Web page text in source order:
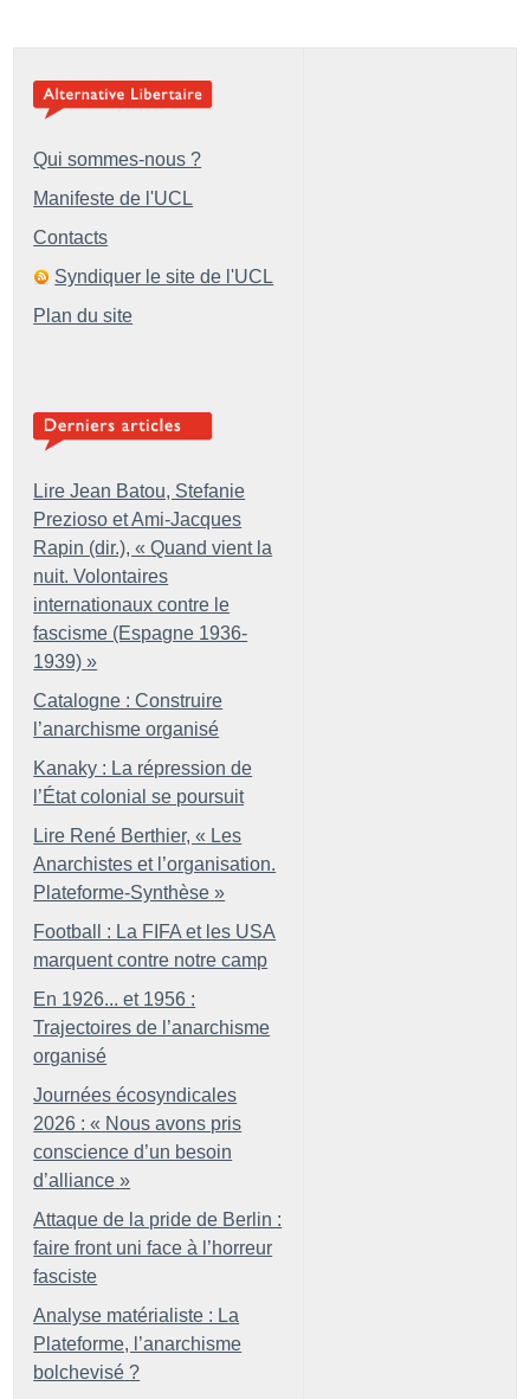
Qui sommes-nous ?
Manifeste de l'UCL
Contacts
Syndiquer le site de l'UCL
Plan du site
Lire Jean Batou, Stefanie
Prezioso et Ami-Jacques
Rapin (dir.), « Quand vient la
nuit. Volontaires
internationaux contre le
fascisme (Espagne 1936-
1939) »
Catalogne : Construire
l’anarchisme organisé
Kanaky : La répression de
l’État colonial se poursuit
Lire René Berthier, « Les
Anarchistes et l’organisation.
Plateforme-Synthèse »
Football : La FIFA et les USA
marquent contre notre camp
En 1926... et 1956 :
Trajectoires de l’anarchisme
organisé
Journées écosyndicales
2026 : « Nous avons pris
conscience d’un besoin
d’alliance »
Attaque de la pride de Berlin :
faire front uni face à l’horreur
fasciste
Analyse matérialiste : La
Plateforme, l’anarchisme
bolchevisé ?